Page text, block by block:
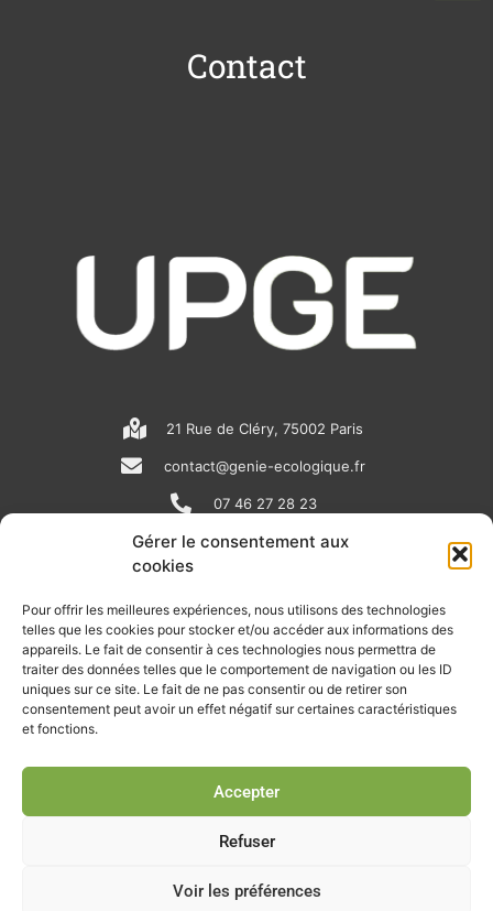
Gérer le consentement aux
cookies
Pour offrir les meilleures expériences, nous utilisons des technologies
telles que les cookies pour stocker et/ou accéder aux informations des
appareils. Le fait de consentir à ces technologies nous permettra de
traiter des données telles que le comportement de navigation ou les ID
uniques sur ce site. Le fait de ne pas consentir ou de retirer son
consentement peut avoir un effet négatif sur certaines caractéristiques
et fonctions.
Accepter
Refuser
Voir les préférences
Contact
21 Rue de Cléry, 75002 Paris
contact@genie-ecologique.fr
07 46 27 28 23
N
e
w
s
p
p
e
i
n
k
e
i
n
o
u
t
u
e
RECEVOIR L'ACTU DE LA FILIÈRE
Retrouvez tous les mois les articles terrain de nos adhérents, les
rendez-vous importants de la filière, nos offres de stages et
Je m'abonne à la lettre d'info